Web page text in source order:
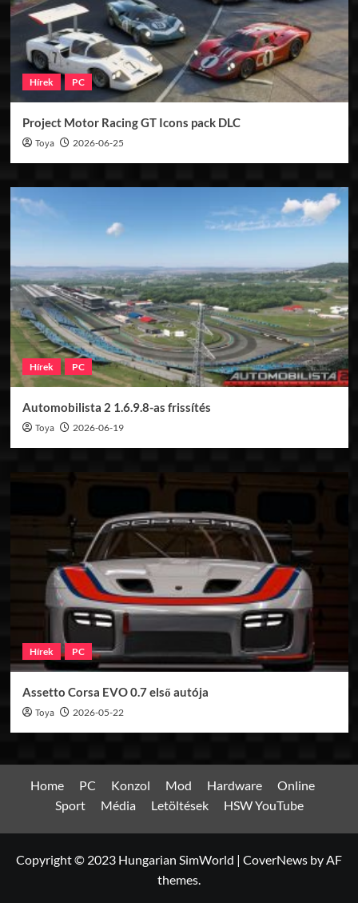
Hírek PC
Project Motor Racing GT Icons pack DLC
Toya 2026-06-25
Hírek PC
Automobilista 2 1.6.9.8-as frissítés
Toya 2026-06-19
Hírek PC
Assetto Corsa EVO 0.7 első autója
Toya 2026-05-22
Home PC Konzol Mod Hardware
Online
Sport
Média Letöltések HSW YouTube
Copyright © 2023 Hungarian SimWorld | CoverNews by AF
themes.